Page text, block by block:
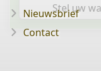
Stel uw
Nieuwsbrief
Contact